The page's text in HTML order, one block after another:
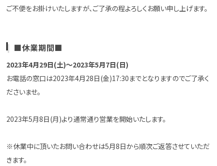
ご不便をお掛けいたしますが、ご了承の程よろしくお願い申し上げます。
■休業期間■
2023年4月29日(土)～2023年5月7日(日)
お電話の窓口は2023年4月28日(金)17:30までとなりますのでご了承く
ださいませ。
2023年5月8日(月)より通常通り営業を開始いたします。
※休業中に頂いたお問い合わせは5月8日から順次ご返答させていただ
きます。